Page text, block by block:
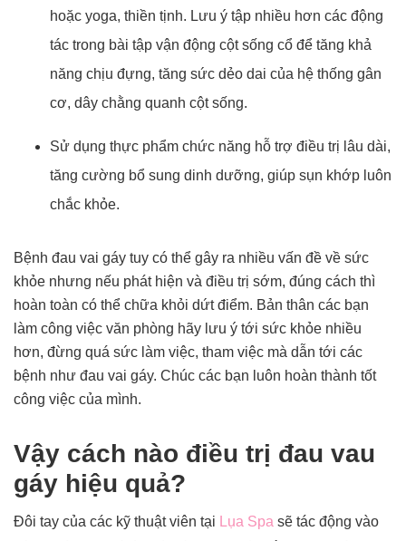
hoặc yoga, thiền tịnh. Lưu ý tập nhiều hơn các động
tác trong bài tập vận động cột sống cổ để tăng khả
năng chịu đựng, tăng sức dẻo dai của hệ thống gân
cơ, dây chằng quanh cột sống.
Sử dụng thực phẩm chức năng hỗ trợ điều trị lâu dài,
tăng cường bổ sung dinh dưỡng, giúp sụn khớp luôn
chắc khỏe.
Bệnh đau vai gáy tuy có thể gây ra nhiều vấn đề về sức
khỏe nhưng nếu phát hiện và điều trị sớm, đúng cách thì
hoàn toàn có thể chữa khỏi dứt điểm. Bản thân các bạn
làm công việc văn phòng hãy lưu ý tới sức khỏe nhiều
hơn, đừng quá sức làm việc, tham việc mà dẫn tới các
bệnh như đau vai gáy. Chúc các bạn luôn hoàn thành tốt
công việc của mình.
Vậy cách nào điều trị đau vau
gáy hiệu quả?
Đôi tay của các kỹ thuật viên tại Lụa Spa sẽ tác động vào